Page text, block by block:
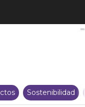
Sostenibilidad